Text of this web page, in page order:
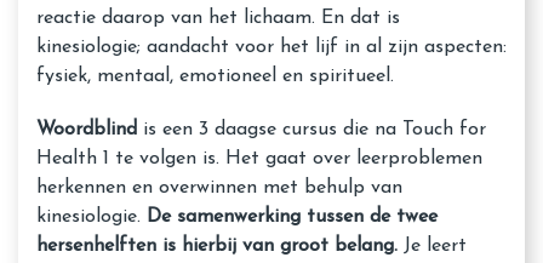
reactie daarop van het lichaam. En dat is
kinesiologie; aandacht voor het lijf in al zijn aspecten:
fysiek, mentaal, emotioneel en spiritueel.
Woordblind is een 3 daagse cursus die na Touch for
Health 1 te volgen is. Het gaat over leerproblemen
herkennen en overwinnen met behulp van
kinesiologie. De samenwerking tussen de twee
hersenhelften is hierbij van groot belang. Je leert